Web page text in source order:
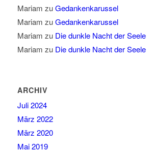
Mariam zuGedankenkarussel
Mariam zuGedankenkarussel
Mariam zu Die dunkle Nacht der Seele
Mariam zu Die dunkle Nacht der Seele
ARCHIV
Juli 2024
März 2022
März 2020
Mai 2019